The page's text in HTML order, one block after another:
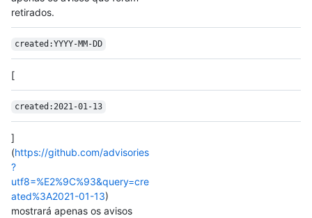
retirados.
created:YYYY-MM-DD
[
created:2021-01-13
]
(https://github.com/advisories
?
utf8=%E2%9C%93&query=cre
ated%3A2021-01-13)
mostrará apenas os avisos